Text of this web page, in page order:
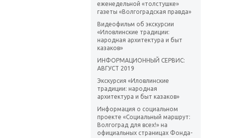
еженедельной «толстушке»
газеты «Волгоградская правда»
Видеофильм об экскурсии
«Иловлинские традиции:
народная архитектура и быт
казаков»
ИНФОРМАЦИОННЫЙ СЕРВИС:
АВГУСТ 2019
Экскурсия «Иловлинские
традиции: народная
архитектура и быт казаков»
Информация о социальном
проекте «Социальный маршрут:
Волгоград для всех!» на
официальных страницах Фонда-